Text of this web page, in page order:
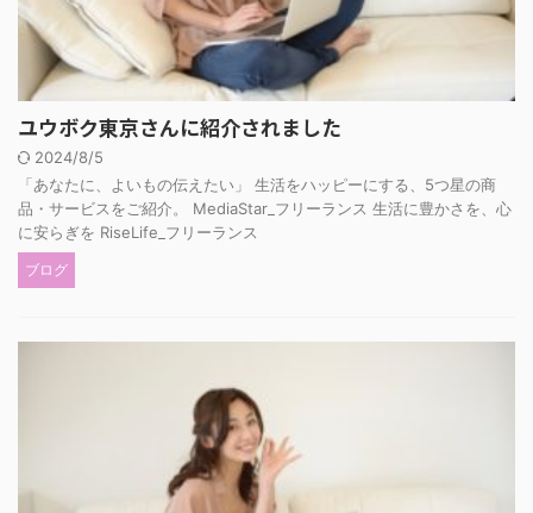
ユウボク東京さんに紹介されました
2024/8/5
「あなたに、よいもの伝えたい」 生活をハッピーにする、5つ星の商
品・サービスをご紹介。 MediaStar_フリーランス 生活に豊かさを、心
に安らぎを RiseLife_フリーランス
ブログ